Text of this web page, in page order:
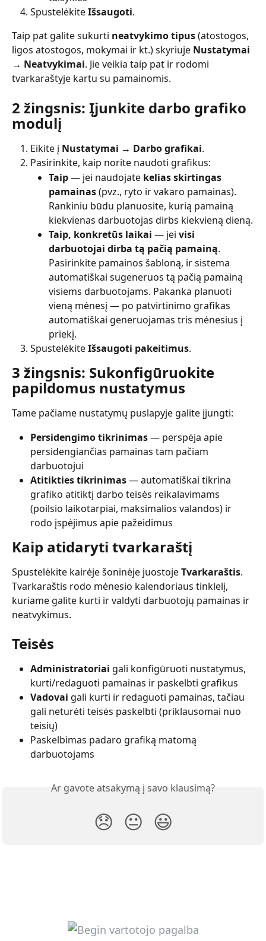
Spustelėkite Išsaugoti.
Taip pat galite sukurti neatvykimo tipus (atostogos,
ligos atostogos, mokymai ir kt.) skyriuje Nustatymai
→ Neatvykimai. Jie veikia taip pat ir rodomi
tvarkaraštyje kartu su pamainomis.
2 žingsnis: Įjunkite darbo grafiko
modulį
Eikite į Nustatymai → Darbo grafikai.
Pasirinkite, kaip norite naudoti grafikus:
Taip — jei naudojate kelias skirtingas
pamainas (pvz., ryto ir vakaro pamainas).
Rankiniu būdu planuosite, kurią pamainą
kiekvienas darbuotojas dirbs kiekvieną dieną.
Taip, konkretūs laikai — jei visi
darbuotojai dirba tą pačią pamainą.
Pasirinkite pamainos šabloną, ir sistema
automatiškai sugeneruos tą pačią pamainą
visiems darbuotojams. Pakanka planuoti
vieną mėnesį — po patvirtinimo grafikas
automatiškai generuojamas tris mėnesius į
priekį.
Spustelėkite Išsaugoti pakeitimus.
3 žingsnis: Sukonfigūruokite
papildomus nustatymus
Tame pačiame nustatymų puslapyje galite įjungti:
Persidengimo tikrinimas — perspėja apie
persidengiančias pamainas tam pačiam
darbuotojui
Atitikties tikrinimas — automatiškai tikrina
grafiko atitiktį darbo teisės reikalavimams
(poilsio laikotarpiai, maksimalios valandos) ir
rodo įspėjimus apie pažeidimus
Kaip atidaryti tvarkaraštį
Spustelėkite kairėje šoninėje juostoje Tvarkaraštis.
Tvarkaraštis rodo mėnesio kalendoriaus tinklelį,
kuriame galite kurti ir valdyti darbuotojų pamainas ir
neatvykimus.
Teisės
Administratoriai gali konfigūruoti nustatymus,
kurti/redaguoti pamainas ir paskelbti grafikus
Vadovai gali kurti ir redaguoti pamainas, tačiau
gali neturėti teisės paskelbti (priklausomai nuo
teisių)
Paskelbimas padaro grafiką matomą
darbuotojams
Ar gavote atsakymą į savo klausimą?
😞 😐 😃